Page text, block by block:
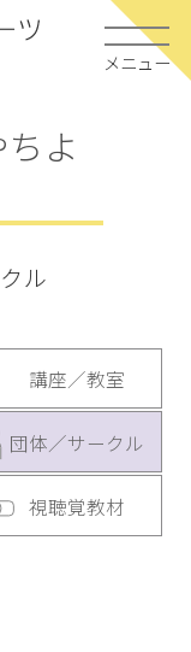
メニュー
よ
ル
講座／教室
団体／サークル
視聴覚教材